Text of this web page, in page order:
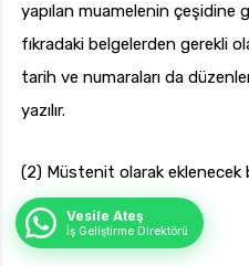
yapılan muamelenin çeşidine
fıkradaki belgelerden gerekli
tarih ve numaraları da
yazılır.
(2) Müstenit olarak eklenecek
a) Satış yazısı.
Vesile Ateş
İş Geliştirme Direktörü